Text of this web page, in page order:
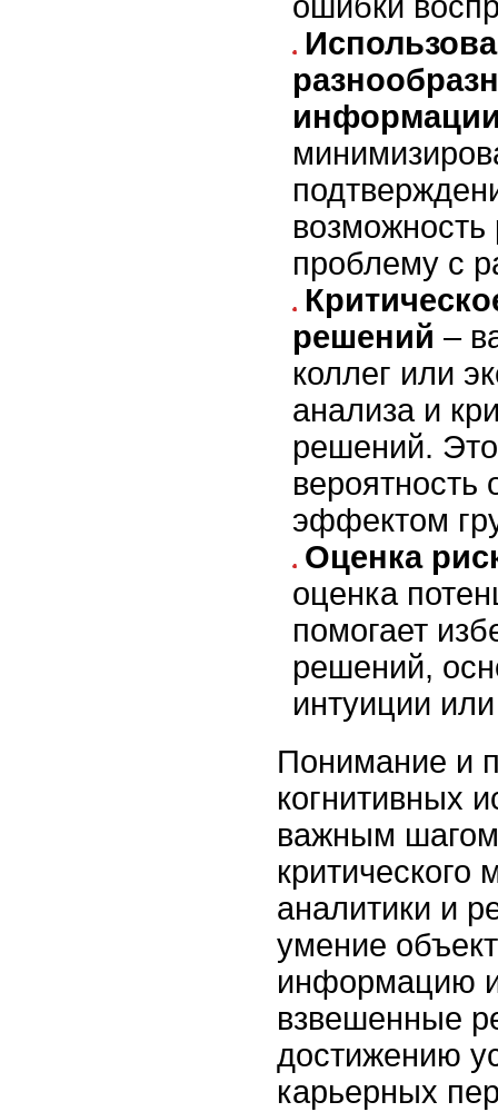
возможность
проблему с
решений –
коллег или
анализа и
решений.
вероятность
эффектом
Оценка
оценка
помогает
решений,
интуиции
Понимание и
когнитивных
важным
аналитики и
умение
информацию
взвешенные
достижению
карьерных